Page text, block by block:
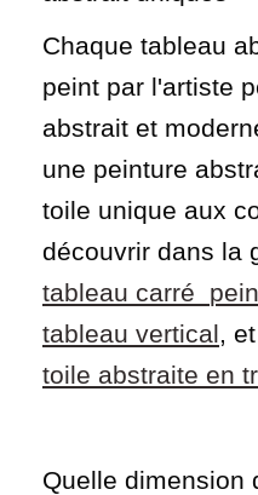
Chaque tableau
peint par l'artiste
abstrait et
une peinture
toile unique aux
découvrir dans la
tableau carré
tableau vertical,
toile abstraite en
Quelle dimension